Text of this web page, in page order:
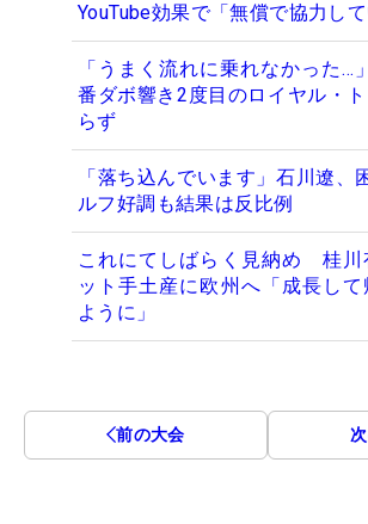
YouTube効果で「無償で協力して
「うまく流れに乗れなかった…
番ダボ響き2度目のロイヤル・
らず
「落ち込んでいます」石川遼
ルフ好調も結果は反比例
これにてしばらく見納め 桂川
ット手土産に欧州へ「成長し
ように」
前の大会